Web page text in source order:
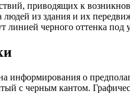
приводящих к
людей из здания и их
линией черного оттенка
информирования о
с черным кантом.